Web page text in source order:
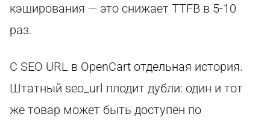
кэширования — это снижает TTFB в 5-10
раз.
С SEO URL в OpenCart отдельная история.
Штатный seo_url плодит дубли: один и тот
же товар может быть доступен по